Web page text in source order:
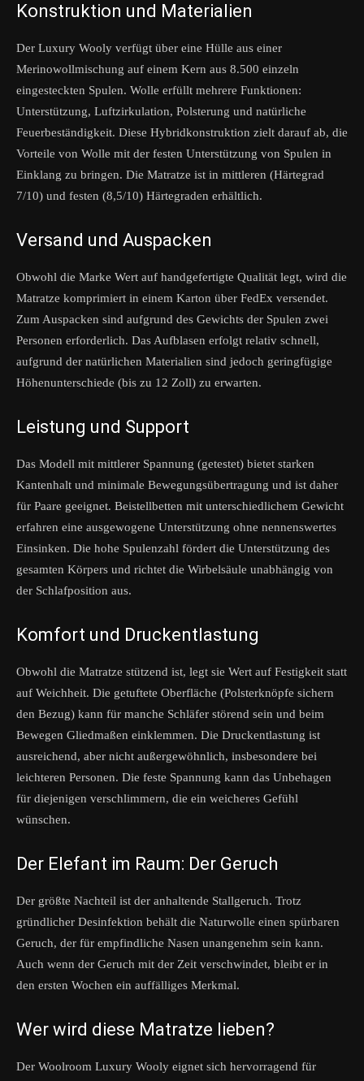
Konstruktion und Materialien
Der Luxury Wooly verfügt über eine Hülle aus einer
Merinowollmischung auf einem Kern aus 8.500 einzeln
eingesteckten Spulen. Wolle erfüllt mehrere Funktionen:
Unterstützung, Luftzirkulation, Polsterung und natürliche
Feuerbeständigkeit. Diese Hybridkonstruktion zielt darauf ab, die
Vorteile von Wolle mit der festen Unterstützung von Spulen in
Einklang zu bringen. Die Matratze ist in mittleren (Härtegrad
7/10) und festen (8,5/10) Härtegraden erhältlich.
Versand und Auspacken
Obwohl die Marke Wert auf handgefertigte Qualität legt, wird die
Matratze komprimiert in einem Karton über FedEx versendet.
Zum Auspacken sind aufgrund des Gewichts der Spulen zwei
Personen erforderlich. Das Aufblasen erfolgt relativ schnell,
aufgrund der natürlichen Materialien sind jedoch geringfügige
Höhenunterschiede (bis zu 12 Zoll) zu erwarten.
Leistung und Support
Das Modell mit mittlerer Spannung (getestet) bietet starken
Kantenhalt und minimale Bewegungsübertragung und ist daher
für Paare geeignet. Beistellbetten mit unterschiedlichem Gewicht
erfahren eine ausgewogene Unterstützung ohne nennenswertes
Einsinken. Die hohe Spulenzahl fördert die Unterstützung des
gesamten Körpers und richtet die Wirbelsäule unabhängig von
der Schlafposition aus.
Komfort und Druckentlastung
Obwohl die Matratze stützend ist, legt sie Wert auf Festigkeit statt
auf Weichheit. Die getuftete Oberfläche (Polsterknöpfe sichern
den Bezug) kann für manche Schläfer störend sein und beim
Bewegen Gliedmaßen einklemmen. Die Druckentlastung ist
ausreichend, aber nicht außergewöhnlich, insbesondere bei
leichteren Personen. Die feste Spannung kann das Unbehagen
für diejenigen verschlimmern, die ein weicheres Gefühl
wünschen.
Der Elefant im Raum: Der Geruch
Der größte Nachteil ist der anhaltende Stallgeruch. Trotz
gründlicher Desinfektion behält die Naturwolle einen spürbaren
Geruch, der für empfindliche Nasen unangenehm sein kann.
Auch wenn der Geruch mit der Zeit verschwindet, bleibt er in
den ersten Wochen ein auffälliges Merkmal.
Wer wird diese Matratze lieben?
Der Woolroom Luxury Wooly eignet sich hervorragend für